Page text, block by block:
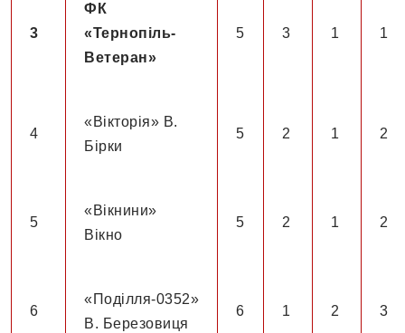
3
ФК
«Тернопіль-
Ветеран»
5 3 1 1
4
«Вікторія» В.
Бірки
5 2 1 2
5
«Вікнини»
Вікно
5 2 1 2
6
«Поділля-0352»
В. Березовиця
6 1 2 3